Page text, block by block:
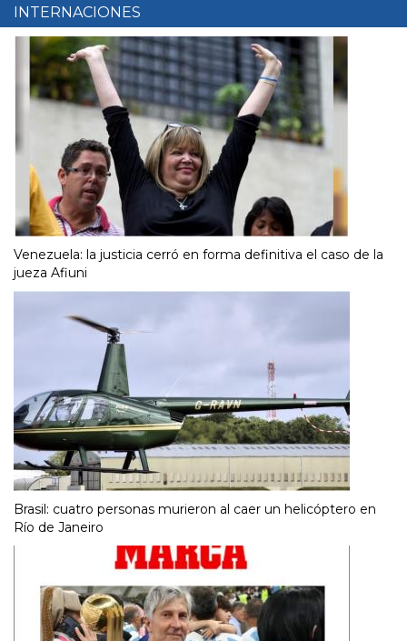
INTERNACIONES
Venezuela: la justicia cerró en forma definitiva el caso de la
jueza Afiuni
Brasil: cuatro personas murieron al caer un helicóptero en
Río de Janeiro